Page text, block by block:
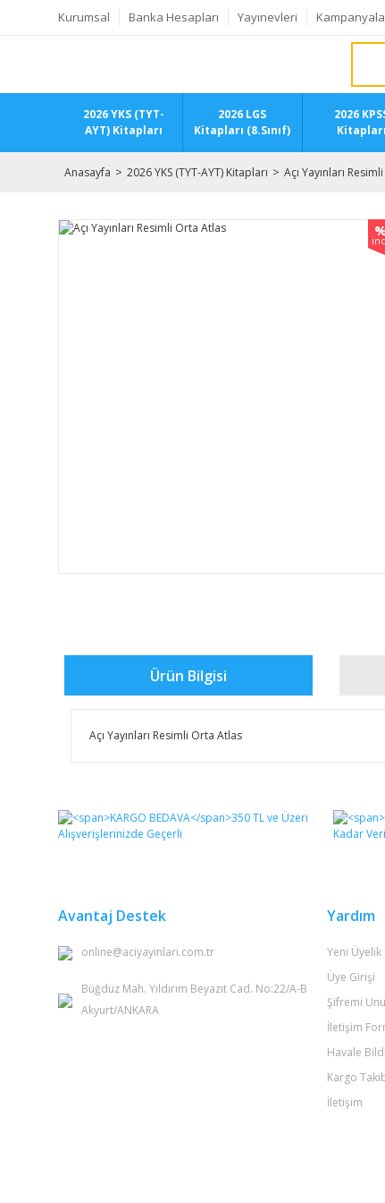
Kurumsal Banka Hesapları Yayınevleri
2026 YKS (TYT-
AYT) Kitapları
2026 LGS
Kitapları (8.Sınıf)
2026
Kitapları
Anasayfa 2026 YKS (TYT-AYT) Kitapları Açı Yayınları
Ürün Bilgisi
Açı Yayınları Resimli Orta Atlas
Görüş ve önerileriniz için teşekkür ederiz.
Bu ürüne benzer farklı alternatifler olmalı.
Avantaj Destek
online@aciyayinlari.com.tr
Büğdüz Mah. Yıldırım Beyazıt Cad. No:22/A-B
Akyurt/ANKARA
Yardım
Yeni Üyelik
Üye Girişi
Şifremi
İletişim
Havale
Kargo
İletişim